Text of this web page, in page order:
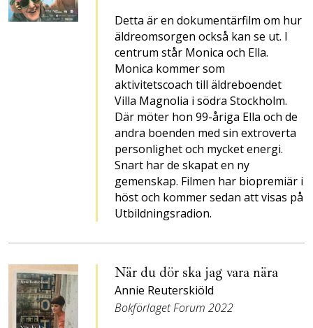
Detta är en dokumentärfilm om hur
äldreomsorgen också kan se ut. I
centrum står Monica och Ella.
Monica kommer som
aktivitetscoach till äldreboendet
Villa Magnolia i södra Stockholm.
Där möter hon 99-åriga Ella och de
andra boenden med sin extroverta
personlighet och mycket energi.
Snart har de skapat en ny
gemenskap. Filmen har biopremiär i
höst och kommer sedan att visas på
Utbildningsradion.
När du dör ska jag vara nära
Annie Reuterskiöld
Bokförlaget Forum 2022